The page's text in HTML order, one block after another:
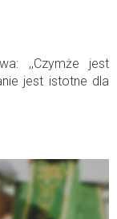
,,Czymże jest
jest istotne dla